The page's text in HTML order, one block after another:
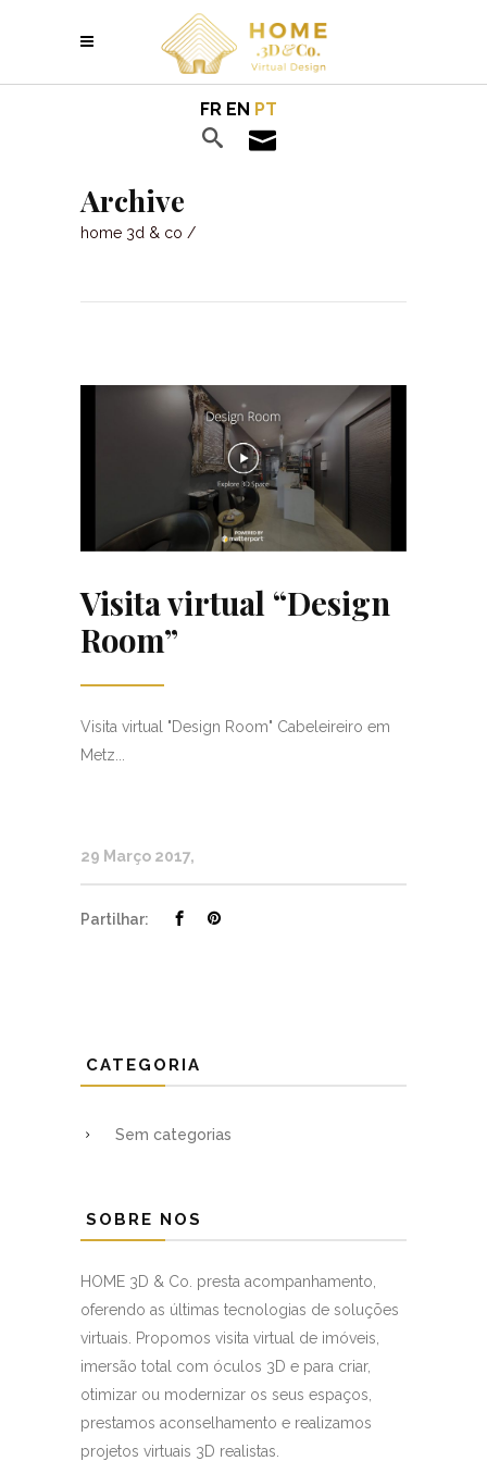
FR EN PT
Archive
home 3d & co /
Visita virtual “Design
Room”
Visita virtual "Design Room" Cabeleireiro em
Metz...
29 Março 2017
Partilhar:
CATEGORIA
Sem categorias
SOBRE NOS
HOME 3D & Co. presta acompanhamento,
oferendo as últimas tecnologias de soluções
virtuais. Propomos visita virtual de imóveis,
imersão total com óculos 3D e para criar,
otimizar ou modernizar os seus espaços,
prestamos aconselhamento e realizamos
projetos virtuais 3D realistas.